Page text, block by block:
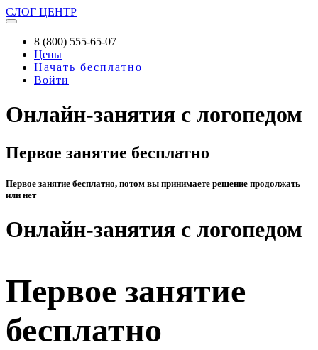
СЛОГ ЦЕНТР
8 (800) 555-65-07
Цены
Начать бесплатно
Войти
Онлайн-занятия с логопедом
Первое занятие бесплатно
Первое занятие бесплатно, потом вы принимаете решение продолжать
или нет
Онлайн-занятия с логопедом
Первое занятие
бесплатно